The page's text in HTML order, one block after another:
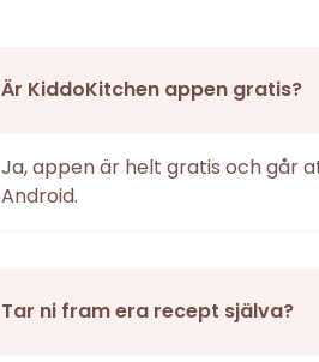
Är KiddoKitchen appen gratis?
Ja, appen är helt gratis och går
Android.
Tar ni fram era recept själva?